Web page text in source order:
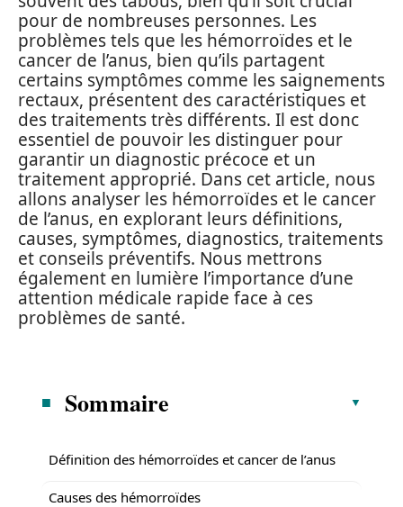
pour de nombreuses personnes. Les
problèmes tels que les hémorroïdes et le
cancer de l’anus, bien qu’ils partagent
certains symptômes comme les saignements
rectaux, présentent des caractéristiques et
des traitements très différents. Il est donc
essentiel de pouvoir les distinguer pour
garantir un diagnostic précoce et un
traitement approprié. Dans cet article, nous
allons analyser les hémorroïdes et le cancer
de l’anus, en explorant leurs définitions,
causes, symptômes, diagnostics, traitements
et conseils préventifs. Nous mettrons
également en lumière l’importance d’une
attention médicale rapide face à ces
problèmes de santé.
Sommaire
Définition des hémorroïdes et cancer de l’anus
Causes des hémorroïdes